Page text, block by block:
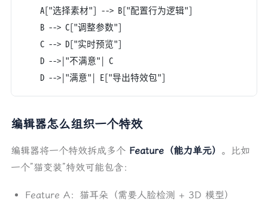
    A["选择素材"] --> B["配置行为逻辑"]
    B --> C["调整参数"]
    C --> D["实时预览"]
    D -->|"不满意"| C
    D -->|"满意"| E["导出特效包"]
编辑器怎么组织一个特效
编辑器将一个特效拆成多个 Feature（能力单元） 。比如
一个”猫变装”特效可能包含：
Feature A：猫耳朵（需要人脸检测 + 3D 模型）